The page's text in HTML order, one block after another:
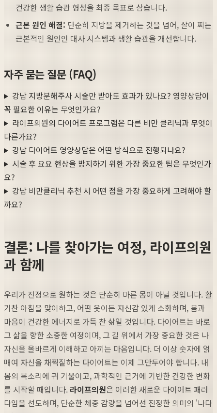
건강한 생활 습관 형성을 최종 목표로 삼습니다.
근본 원인 해결: 단순히 지방을 제거하는 것을 넘어, 살이 찌는
근본적인 원인인 대사 시스템과 생활 습관을 개선합니다.
자주 묻는 질문 (FAQ)
강남 지방분해주사 시술만 받아도 효과가 있나요? 영양상담이
꼭 필요한 이유는 무엇인가요?
라이프의원의 다이어트 프로그램은 다른 비만 클리닉과 무엇이
다른가요?
강남 다이어트 영양상담은 어떤 방식으로 진행되나요?
시술 후 요요 현상을 방지하기 위한 가장 중요한 팁은 무엇인가
요?
강남 비만클리닉 추천 시 어떤 점을 가장 중요하게 고려해야 할
까요?
결론: 나를 찾아가는 여정, 라이프의원
과 함께
우리가 진정으로 원하는 것은 단순히 마른 몸이 아닐 것입니다. 활
기찬 아침을 맞이하고, 어떤 옷이든 자신감 있게 소화하며, 몸과
마음이 건강한 에너지로 가득 찬 삶일 것입니다. 다이어트는 바로
그 삶을 향한 소중한 여정이며, 그 길 위에서 가장 중요한 것은 나
자신을 올바르게 이해하고 아끼는 마음입니다. 더 이상 숫자에 얽
매여 자신을 채찍질하는 다이어트는 이제 그만두어야 합니다. 내
몸의 목소리에 귀 기울이고, 과학적인 근거에 기반한 건강한 변화
를 시작할 때입니다. 라이프의원은 이러한 새로운 다이어트 패러
다임을 선도하며, 단순한 체중 감량을 넘어선 진정한 의미의 '나다